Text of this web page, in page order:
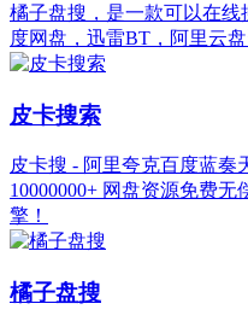
橘子盘搜，是一款可以在
度网盘，迅雷BT，阿里云盘
皮卡搜索
皮卡搜 - 阿里夸克百度蓝奏
10000000+ 网盘资源免费无
擎！
橘子盘搜